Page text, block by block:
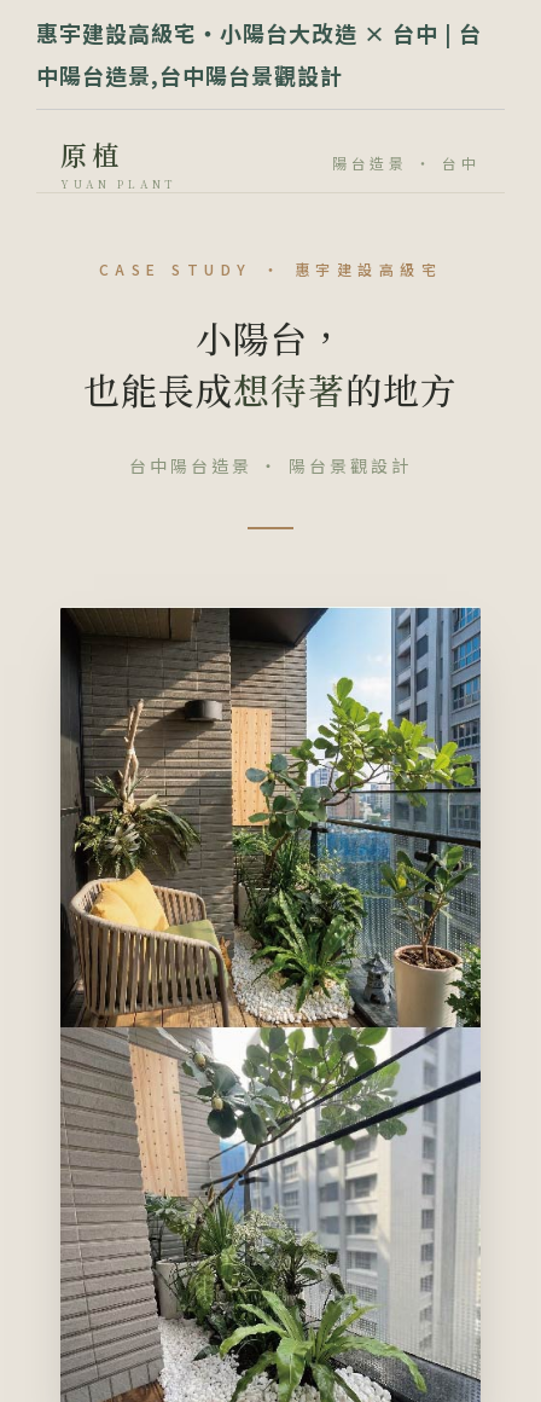
惠宇建設高級宅・小陽台大改造 × 台中 | 台
中陽台造景,台中陽台景觀設計
原植
YUAN PLANT
陽台造景 ・ 台中
CASE STUDY ・ 惠宇建設高級宅
小陽台，
也能長成想待著的地方
台中陽台造景 ・ 陽台景觀設計